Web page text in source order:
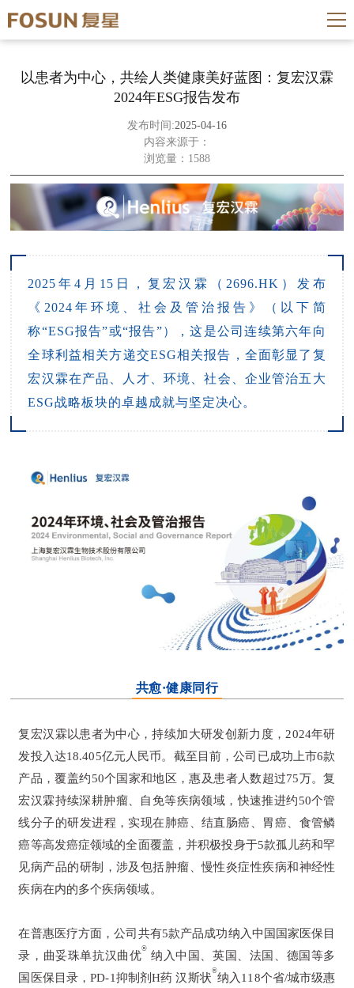
以患者为中心，共绘人类健康美好蓝图：复宏汉霖
2024年ESG报告发布
发布时间:2025-04-16
内容来源于：
浏览量：1588
2025年4月15日，复宏汉霖（2696.HK）发布
《2024年环境、社会及管治报告》（以下简
称“ESG报告”或“报告”），这是公司连续第六年向
全球利益相关方递交ESG相关报告，全面彰显了复
宏汉霖在产品、人才、环境、社会、企业管治五大
ESG战略板块的卓越成就与坚定决心。
共愈·健康同行
复宏汉霖以患者为中心，持续加大研发创新力度，2024年研
发投入达18.405亿元人民币。截至目前，公司已成功上市6款
产品，覆盖约50个国家和地区，惠及患者人数超过75万。复
宏汉霖持续深耕肿瘤、自免等疾病领域，快速推进约50个管
线分子的研发进程，实现在肺癌、结直肠癌、胃癌、食管鳞
癌等高发癌症领域的全面覆盖，并积极投身于5款孤儿药和罕
见病产品的研制，涉及包括肿瘤、慢性炎症性疾病和神经性
疾病在内的多个疾病领域。
在普惠医疗方面，公司共有5款产品成功纳入中国国家医保目
录，曲妥珠单抗汉曲优
®
纳入中国、英国、法国、德国等多
国医保目录，PD-1抑制剂H药 汉斯状
®
纳入118个省/城市级惠